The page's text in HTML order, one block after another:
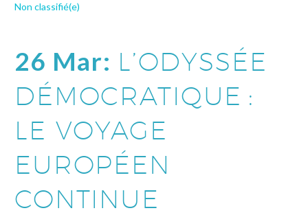
Non classifié(e)
26 Mar: L’ODYSSÉE
DÉMOCRATIQUE :
LE VOYAGE
EUROPÉEN
CONTINUE